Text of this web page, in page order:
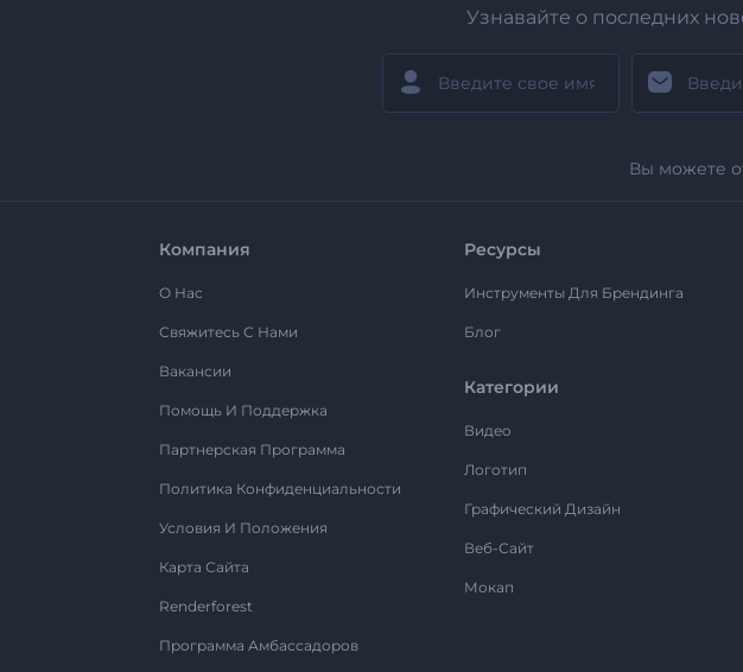
Узнавайте о последних
Вы можете
Компания
О Нас
Свяжитесь С Нами
Вакансии
Помощь И Поддержка
Партнерская Программа
Политика Конфиденциальности
Условия И Положения
Карта Сайта
Renderforest
Программа Амбассадоров
Ресурсы
Инструменты Для Брендинга
Блог
Категории
Видео
Логотип
Графический Дизайн
Веб-Сайт
Мокап